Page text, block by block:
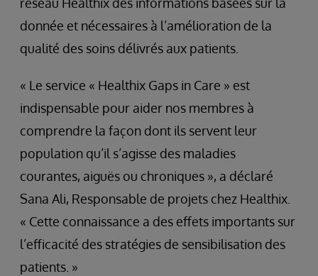
donnée et nécessaires à l’amélioration de la
qualité des soins délivrés aux patients.
« Le service « Healthix Gaps in Care » est
indispensable pour aider nos membres à
comprendre la façon dont ils servent leur
population qu’il s’agisse des maladies
courantes, aiguës ou chroniques », a déclaré
Sana Ali, Responsable de projets chez Healthix.
« Cette connaissance a des effets importants sur
l’efficacité des stratégies de sensibilisation des
patients. »